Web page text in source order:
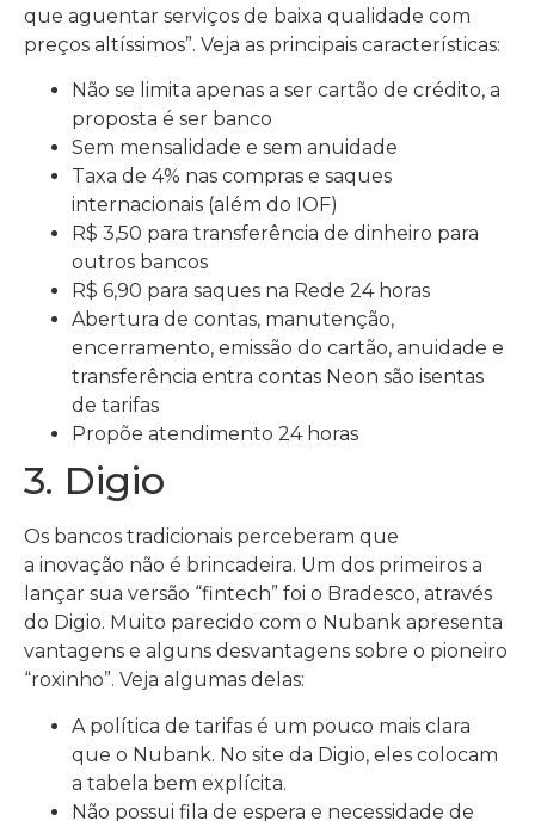
que aguentar serviços de baixa qualidade com
preços altíssimos”. Veja as principais características:
Não se limita apenas a ser cartão de crédito, a
proposta é ser banco
Sem mensalidade e sem anuidade
Taxa de 4% nas compras e saques
internacionais (além do IOF)
R$ 3,50 para transferência de dinheiro para
outros bancos
R$ 6,90 para saques na Rede 24 horas
Abertura de contas, manutenção,
encerramento, emissão do cartão, anuidade e
transferência entra contas Neon são isentas
de tarifas
Propõe atendimento 24 horas
3. Digio
Os bancos tradicionais perceberam que
a inovação não é brincadeira. Um dos primeiros a
lançar sua versão “fintech” foi o Bradesco, através
do Digio. Muito parecido com o Nubank apresenta
vantagens e alguns desvantagens sobre o pioneiro
“roxinho”. Veja algumas delas:
A política de tarifas é um pouco mais clara
que o Nubank. No site da Digio, eles colocam
a tabela bem explícita.
Não possui fila de espera e necessidade de